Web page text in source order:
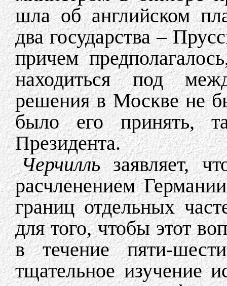
шла об английском
два государства –
причем
находиться под
решения в Москве не
было его принять,
Президента.
Черчилльзаявляет,
расчленением
границ отдельных
для того, чтобы этот
в течение пяти-
тщательное изучение